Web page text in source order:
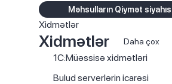
Məhsulların Qiymət
Xidmətlər
Xidmətlər Daha çox
1C:Müəssisə xidmətləri
Bulud serverlərin icarəsi